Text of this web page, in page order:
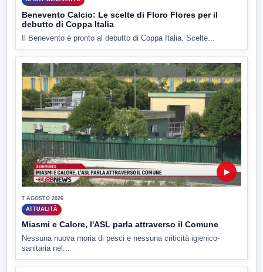
Benevento Calcio: Le scelte di Floro Flores per il
debutto di Coppa Italia
Il Benevento è pronto al debutto di Coppa Italia. Scelte...
▶
7 AGOSTO 2026
ATTUALITÀ
Miasmi e Calore, l'ASL parla attraverso il Comune
Nessuna nuova moria di pesci e nessuna criticità igienico-
sanitaria nel...